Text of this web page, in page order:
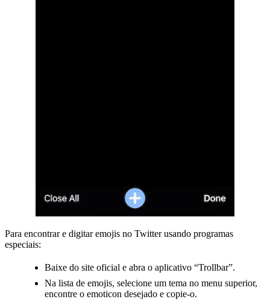
Para encontrar e digitar emojis no Twitter usando programas
especiais:
Baixe do site oficial e abra o aplicativo “Trollbar”.
Na lista de emojis, selecione um tema no menu superior,
encontre o emoticon desejado e copie-o.